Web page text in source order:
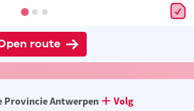
route
Provincie Antwerpen
Volg